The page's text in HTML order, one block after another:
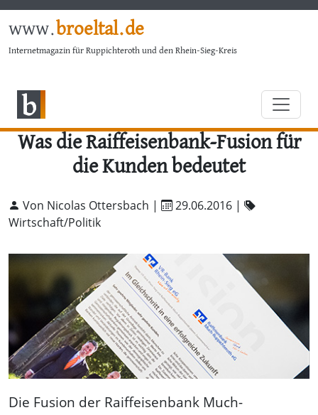
www.broeltal.de
Internetmagazin für Ruppichteroth und den Rhein-Sieg-Kreis
Was die Raiffeisenbank-Fusion für
die Kunden bedeutet
Von Nicolas Ottersbach | 29.06.2016 |
Wirtschaft/Politik
Die Fusion der Raiffeisenbank Much-